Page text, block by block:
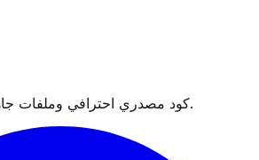
كود مصدري احترافي وملفات جاهزة مصمّمة للمطورين.